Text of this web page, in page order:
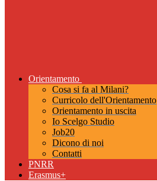
Orientamento
Cosa si fa al Milani?
Curricolo dell'Orientamento
Orientamento in uscita
Io Scelgo Studio
Job20
Dicono di noi
Contatti
PNRR
Erasmus+